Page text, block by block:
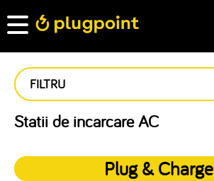
FILTRU
Statii de incarcare AC
Plug & Charge